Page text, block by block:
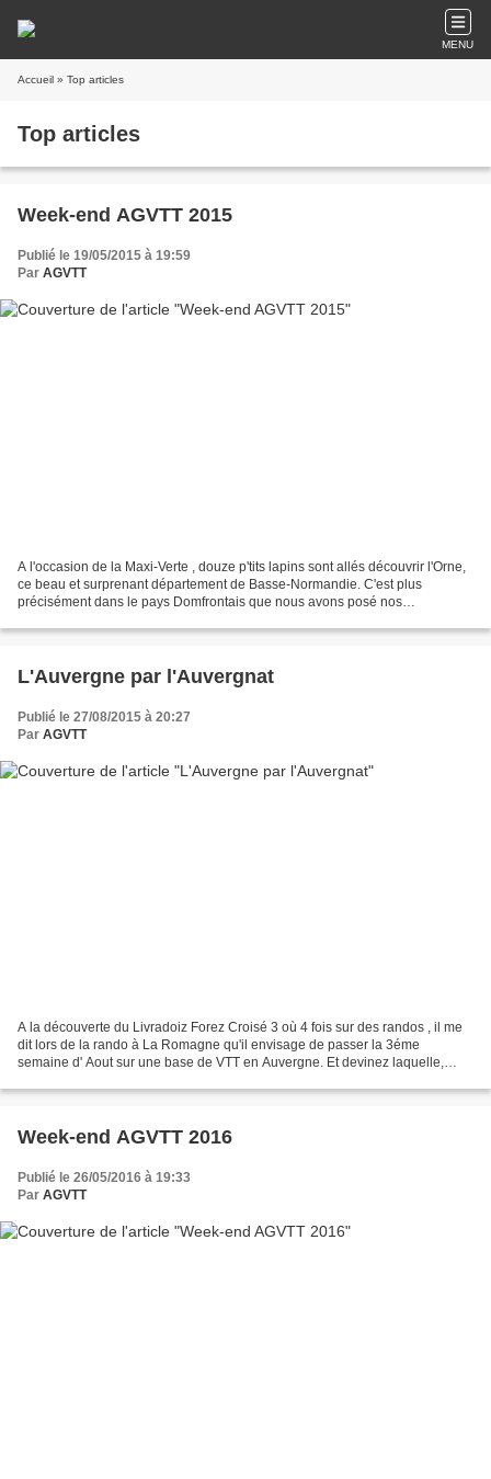
MENU
Accueil » Top articles
Top articles
Week-end AGVTT 2015
Publié le 19/05/2015 à 19:59
Par AGVTT
A l'occasion de la Maxi-Verte , douze p'tits lapins sont allés découvrir l'Orne,
ce beau et surprenant département de Basse-Normandie. C'est plus
précisément dans le pays Domfrontais que nous avons posé nos
L'Auvergne par l'Auvergnat
Publié le 27/08/2015 à 20:27
Par AGVTT
A la découverte du Livradoiz Forez Croisé 3 où 4 fois sur des randos , il me
dit lors de la rando à La Romagne qu'il envisage de passer la 3éme
semaine d' Aout sur une base de VTT en Auvergne. Et devinez laquelle,
Week-end AGVTT 2016
Publié le 26/05/2016 à 19:33
Par AGVTT